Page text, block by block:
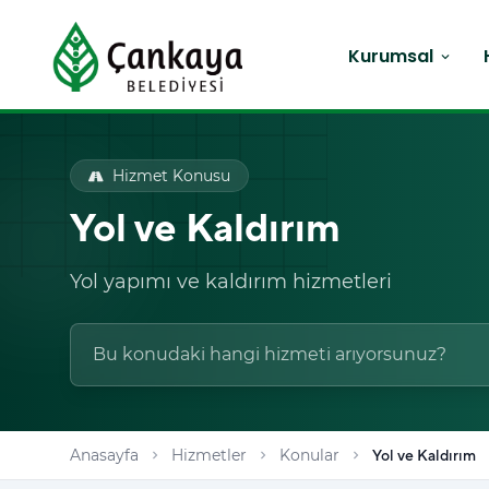
Kurumsal expand_more
Hizmet Konusu
Yol ve Kaldırım
Yol yapımı ve kaldırım hizmetleri
Anasayfa chevron_right Hizmetler chevron_right Konular chevron_right Yol ve Kaldırım